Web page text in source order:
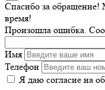
Спасибо за
время!
Произошла ошибка.
Имя
Телефон
Я даю согласие на